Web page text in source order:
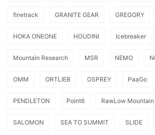
finetrack GRANITE GEAR GREGORY
HOKA ONEONE HOUDINI Icebreaker
Mountain Research MSR NEMO
OMM ORTLIEB OSPREY PaaGo
PENDLETON Point6 RawLow Mountain
SALOMON SEA TO SUMMIT SLIDE